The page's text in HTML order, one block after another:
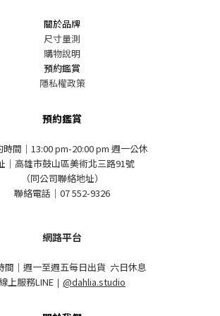
關於品牌
尺寸量測
購物說明
預約鑑賞
隱私權政策
預約鑑賞
時間｜13:00 pm-20:00 pm 週一公休
｜高雄市鼓山區美術北三路91號
（同公司聯絡地址）
聯絡電話｜07 552-9326
網路平台
間｜週一至週五每日出貨 六日休息
上服務LINE ｜ @dahlia.studio